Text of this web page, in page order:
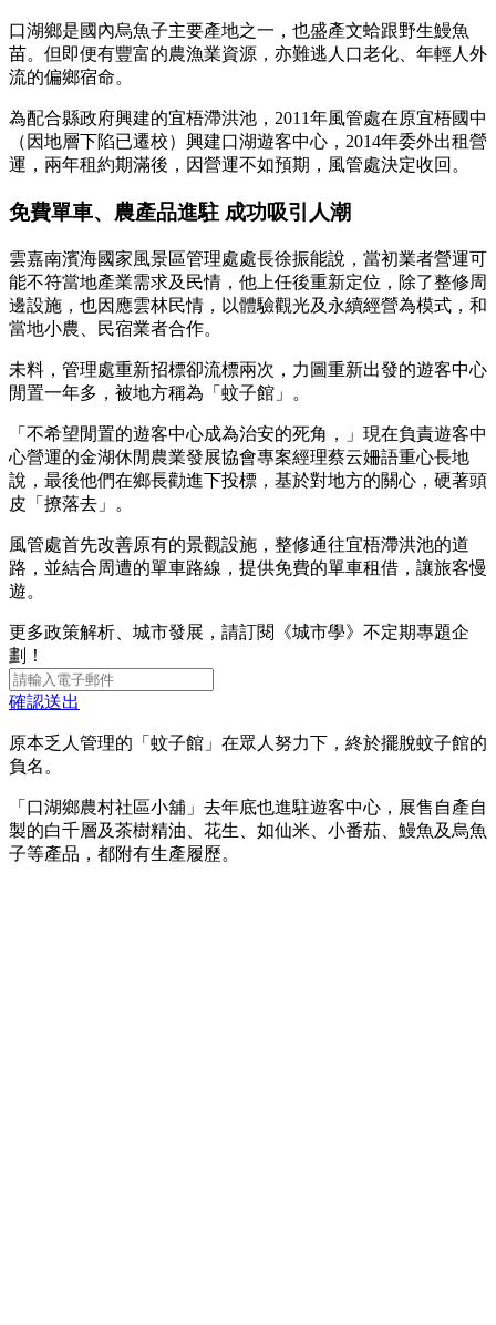
口湖鄉是國內烏魚子主要產地之一，也盛產文蛤跟野生鰻魚
苗。但即便有豐富的農漁業資源，亦難逃人口老化、年輕人外
流的偏鄉宿命。
為配合縣政府興建的宜梧滯洪池，2011年風管處在原宜梧國中
（因地層下陷已遷校）興建口湖遊客中心，2014年委外出租營
運，兩年租約期滿後，因營運不如預期，風管處決定收回。
免費單車、農產品進駐 成功吸引人潮
雲嘉南濱海國家風景區管理處處長徐振能說，當初業者營運可
能不符當地產業需求及民情，他上任後重新定位，除了整修周
邊設施，也因應雲林民情，以體驗觀光及永續經營為模式，和
當地小農、民宿業者合作。
未料，管理處重新招標卻流標兩次，力圖重新出發的遊客中心
閒置一年多，被地方稱為「蚊子館」。
「不希望閒置的遊客中心成為治安的死角，」現在負責遊客中
心營運的金湖休閒農業發展協會專案經理蔡云姍語重心長地
說，最後他們在鄉長勸進下投標，基於對地方的關心，硬著頭
皮「撩落去」。
風管處首先改善原有的景觀設施，整修通往宜梧滯洪池的道
路，並結合周遭的單車路線，提供免費的單車租借，讓旅客慢
遊。
更多政策解析、城市發展，請訂閱《城市學》不定期專題企
劃！
確認送出
原本乏人管理的「蚊子館」在眾人努力下，終於擺脫蚊子館的
負名。
「口湖鄉農村社區小舖」去年底也進駐遊客中心，展售自產自
製的白千層及茶樹精油、花生、如仙米、小番茄、鰻魚及烏魚
子等產品，都附有生產履歷。